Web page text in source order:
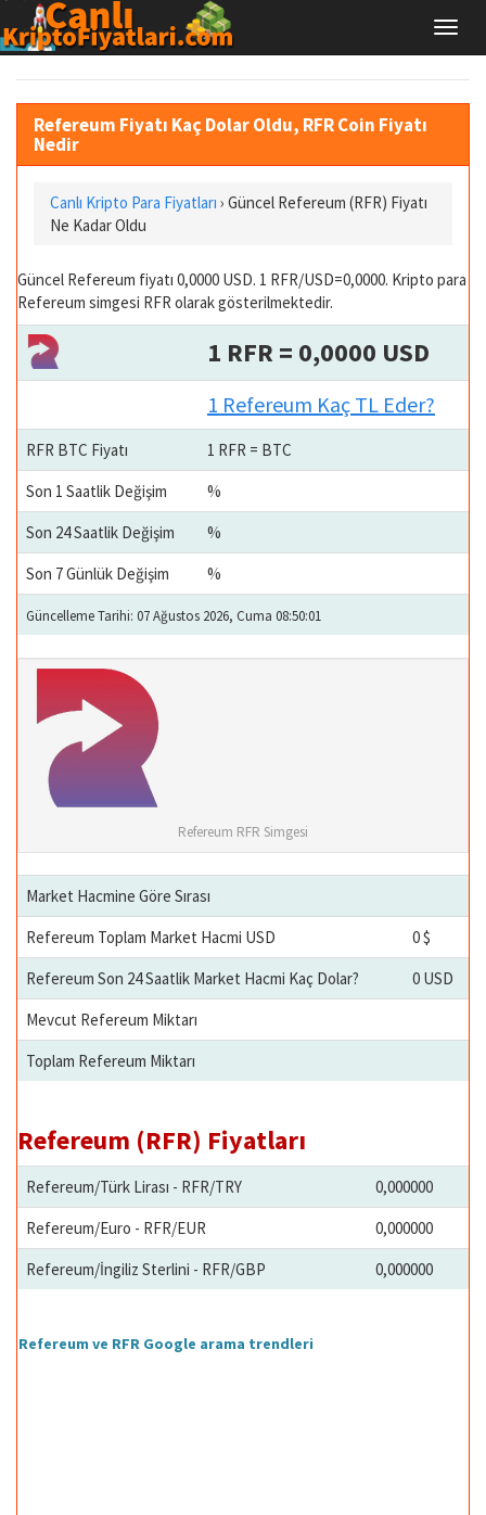
Refereum Fiyatı Kaç Dolar Oldu, RFR Coin Fiyatı
Nedir
Canlı Kripto Para Fiyatları › Güncel Refereum (RFR) Fiyatı
Ne Kadar Oldu
Güncel Refereum fiyatı 0,0000 USD. 1 RFR/USD=0,0000. Kripto para
Refereum simgesi RFR olarak gösterilmektedir.
1 RFR = 0,0000 USD
1 Refereum Kaç TL Eder?
RFR BTC Fiyatı
1 RFR = BTC
Son 1 Saatlik Değişim
%
Son 24 Saatlik Değişim
%
Son 7 Günlük Değişim
%
Güncelleme Tarihi: 07 Ağustos 2026, Cuma 08:50:01
Refereum RFR Simgesi
Market Hacmine Göre Sırası
Refereum Toplam Market Hacmi USD
0 $
Refereum Son 24 Saatlik Market Hacmi Kaç Dolar?
0 USD
Mevcut Refereum Miktarı
Toplam Refereum Miktarı
Refereum (RFR) Fiyatları
Refereum/Türk Lirası - RFR/TRY
0,000000
Refereum/Euro - RFR/EUR
0,000000
Refereum/İngiliz Sterlini - RFR/GBP
0,000000
Refereum ve RFR Google arama trendleri